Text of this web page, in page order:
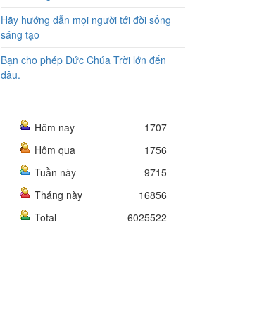
Hãy hướng dẫn mọi người tới đời sống
sáng tạo
Bạn cho phép Đức Chúa Trời lớn đến
đâu.
Hôm nay
1707
Hôm qua
1756
Tuần này
9715
Tháng này
16856
Total
6025522